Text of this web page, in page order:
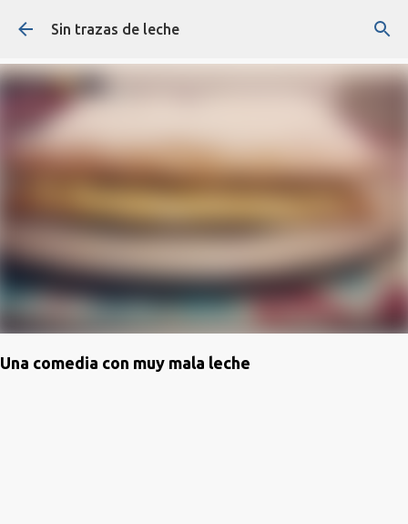
Ir al contenido principal
Sin trazas de leche
Una comedia con muy mala leche